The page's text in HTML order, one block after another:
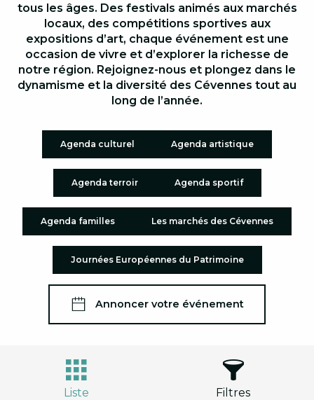
tous les âges. Des festivals animés aux marchés
locaux, des compétitions sportives aux
expositions d’art, chaque événement est une
occasion de vivre et d’explorer la richesse de
notre région. Rejoignez-nous et plongez dans le
dynamisme et la diversité des Cévennes tout au
long de l’année.
Agenda culturel Agenda artistique
Agenda terroir Agenda sportif
Agenda familles Les marchés des Cévennes
Journées Européennes du Patrimoine
Annoncer votre événement
Liste Filtres